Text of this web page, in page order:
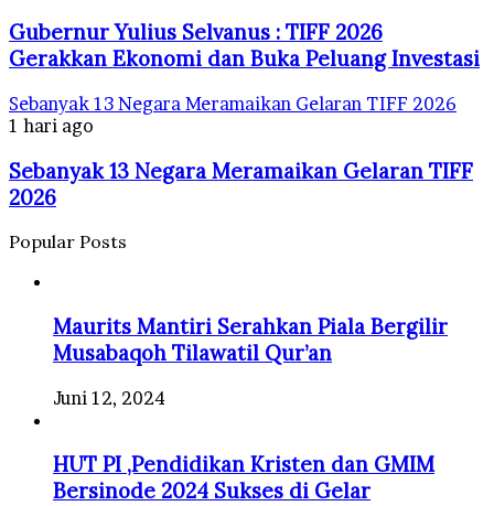
Gubernur Yulius Selvanus : TIFF 2026
Gerakkan Ekonomi dan Buka Peluang Investasi
Sebanyak 13 Negara Meramaikan Gelaran TIFF 2026
1 hari ago
Sebanyak 13 Negara Meramaikan Gelaran TIFF
2026
Popular Posts
Maurits Mantiri Serahkan Piala Bergilir
Musabaqoh Tilawatil Qur’an
Juni 12, 2024
HUT PI ,Pendidikan Kristen dan GMIM
Bersinode 2024 Sukses di Gelar